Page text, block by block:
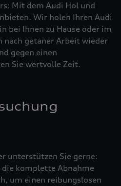
Mit dem Audi Hol und
Wir holen Ihren Audi
bei Ihnen zu Hause oder im
nach getaner Arbeit wieder
gegen einen
Sie wertvolle Zeit.
unterstützen Sie gerne:
komplette Abnahme
um einen reibungslosen